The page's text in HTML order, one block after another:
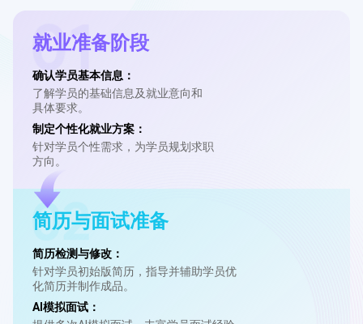
就业准备阶段
确认学员基本信息：
了解学员的基础信息及就业意向和
具体要求。
制定个性化就业方案：
针对学员个性需求，为学员规划求职
方向。
简历与面试准备
简历检测与修改：
针对学员初始版简历，指导并辅助学员优
化简历并制作成品。
AI模拟面试：